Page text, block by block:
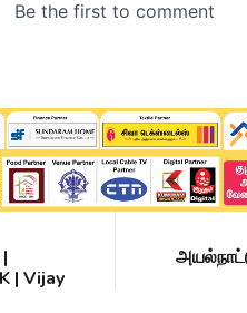
| Vijay